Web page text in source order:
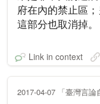
府在內的禁止區
這部分也取消掉。
Link in context
2017-04-07 「臺灣言